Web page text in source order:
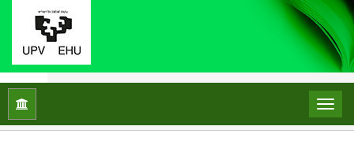
Inicio Núm. 25 (2011): Igualdad y no